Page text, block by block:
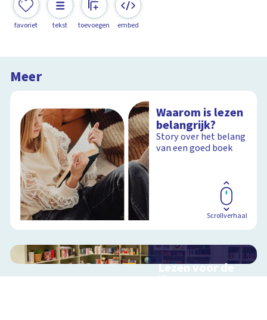
favoriet tekst toevoegen embed
Meer
Waarom is lezen
belangrijk?
Story over het belang
van een goed boek
Scrollverhaal
Lezen voor de
lijst